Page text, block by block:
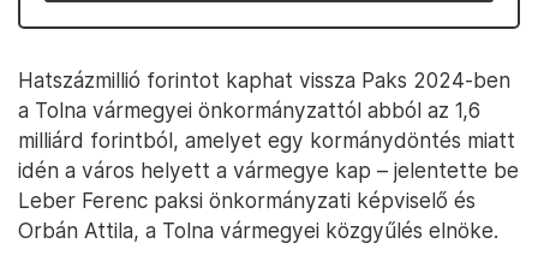
Hatszázmillió forintot kaphat vissza Paks 2024-ben
a Tolna vármegyei önkormányzattól abból az 1,6
milliárd forintból, amelyet egy kormánydöntés miatt
idén a város helyett a vármegye kap – jelentette be
Leber Ferenc paksi önkormányzati képviselő és
Orbán Attila, a Tolna vármegyei közgyűlés elnöke.